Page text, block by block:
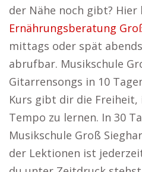
der Nähe noch gibt?
Ernährungsberatung
mittags oder spät
abrufbar. Musikschule
Gitarrensongs in 10
Kurs gibt dir die Freiheit,
Tempo zu lernen. In 30
Musikschule Groß
der Lektionen ist